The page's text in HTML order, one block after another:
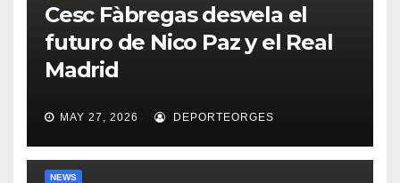
Cesc Fàbregas desvela el
futuro de Nico Paz y el Real
Madrid
MAY 27, 2026 DEPORTEORGES
NEWS